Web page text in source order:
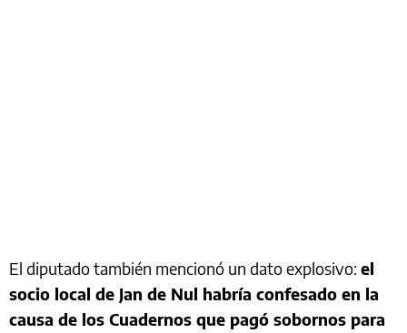
El diputado también mencionó un dato explosivo: el
socio local de Jan de Nul habría confesado en la
causa de los Cuadernos que pagó sobornos para